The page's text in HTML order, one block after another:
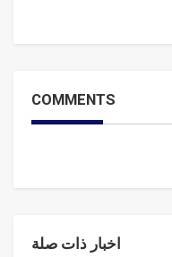
COMMENTS
اخبار ذات صلة